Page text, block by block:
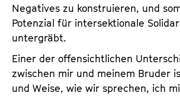
Negatives zu konstruieren, und
Potenzial für intersektionale
untergräbt.
Einer der offensichtlichen
zwischen mir und meinem Bruder
und Weise, wie wir sprechen, ich